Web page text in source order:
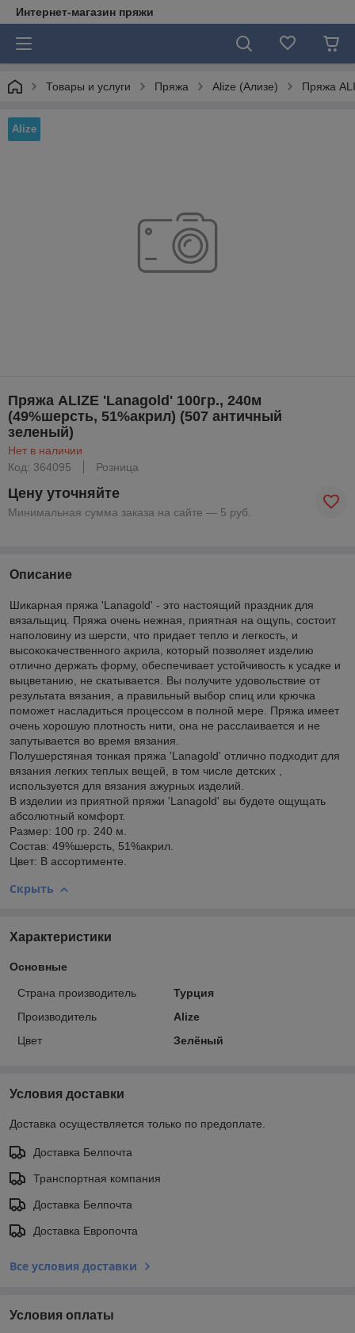
Интернет-магазин пряжи
Товары и услуги Пряжа Alize (Ализе) Пряжа
Alize
Пряжа ALIZE 'Lanagold' 100гр., 240м
(49%шерсть, 51%акрил) (507 античный
зеленый)
Нет в наличии
Код: 364095
Розница
Цену уточняйте
Минимальная сумма заказа на сайте — 5 руб.
Описание
Шикарная пряжа 'Lanagold' - это настоящий праздник для
вязальщиц. Пряжа очень нежная, приятная на ощупь, состоит
наполовину из шерсти, что придает тепло и легкость, и
высококачественного акрила, который позволяет изделию
отлично держать форму, обеспечивает устойчивость к усадке и
выцветанию, не скатывается. Вы получите удовольствие от
результата вязания, а правильный выбор спиц или крючка
поможет насладиться процессом в полной мере. Пряжа имеет
очень хорошую плотность нити, она не расслаивается и не
запутывается во время вязания.
Полушерстяная тонкая пряжа 'Lanagold' отлично подходит для
вязания легких теплых вещей, в том числе детских ,
используется для вязания ажурных изделий.
В изделии из приятной пряжи 'Lanagold' вы будете ощущать
абсолютный комфорт.
Размер: 100 гр. 240 м.
Состав: 49%шерсть, 51%акрил.
Цвет: В ассортименте.
Скрыть
Характеристики
Основные
Страна производитель
Турция
Производитель
Alize
Цвет
Зелёный
Условия доставки
Доставка осуществляется только по предоплате.
Доставка Белпочта
Транспортная компания
Доставка Белпочта
Доставка Европочта
Все условия доставки
Условия оплаты